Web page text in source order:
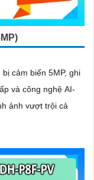
cảm biến 5MP, ghi
ảnh vượt trội cả